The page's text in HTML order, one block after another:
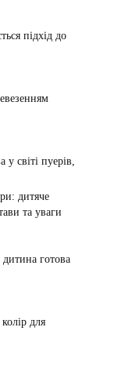
підхід до
світі пуерів,
дитяче
та уваги
готова
для